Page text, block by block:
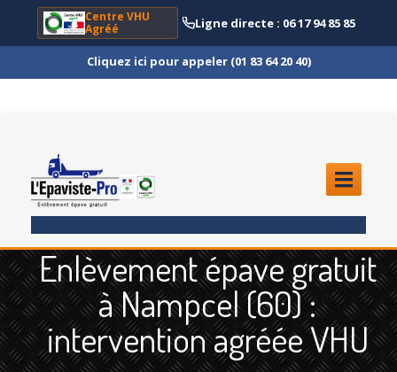
Centre VHU
Agréé
Ligne directe : 06 17 94 85 85
Cliquez ici pour appeler (01 83 64 20 40)
ENLÈVEMENTÉPAVE
Quoi ?
Scooteret Moto
Enlèvement épave gratuit
à Nampcel (60) :
intervention agréée VHU